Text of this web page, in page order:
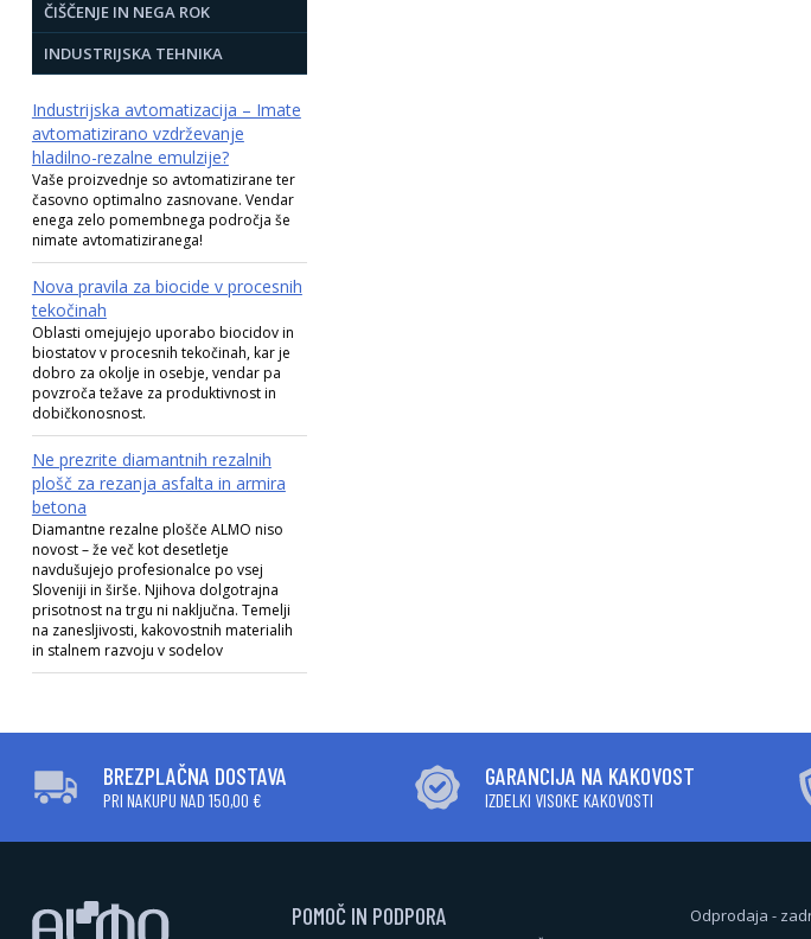
ČIŠČENJE IN NEGA ROK
INDUSTRIJSKA TEHNIKA
Industrijska avtomatizacija – Imate
avtomatizirano vzdrževanje
hladilno-rezalne emulzije?
Vaše proizvednje so avtomatizirane ter
časovno optimalno zasnovane. Vendar
enega zelo pomembnega področja še
nimate avtomatiziranega!
Nova pravila za biocide v procesnih
tekočinah
Oblasti omejujejo uporabo biocidov in
biostatov v procesnih tekočinah, kar je
dobro za okolje in osebje, vendar pa
povzroča težave za produktivnost in
dobičkonosnost.
Ne prezrite diamantnih rezalnih
plošč za rezanja asfalta in armira
betona
Diamantne rezalne plošče ALMO niso
novost – že več kot desetletje
navdušujejo profesionalce po vsej
Sloveniji in širše. Njihova dolgotrajna
prisotnost na trgu ni naključna. Temelji
na zanesljivosti, kakovostnih materialih
in stalnem razvoju v sodelov
BREZPLAČNA DOSTAVA
PRI NAKUPU NAD 150,00 €
GARANCIJA NA KAKOVOST
IZDELKI VISOKE KAKOVOSTI
POMOČ IN PODPORA
Odprodaja -